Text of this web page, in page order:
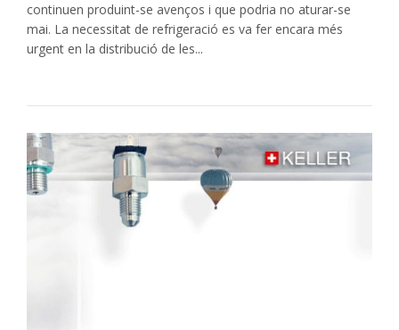
continuen produint-se avenços i que podria no aturar-se
mai. La necessitat de refrigeració es va fer encara més
urgent en la distribució de les...